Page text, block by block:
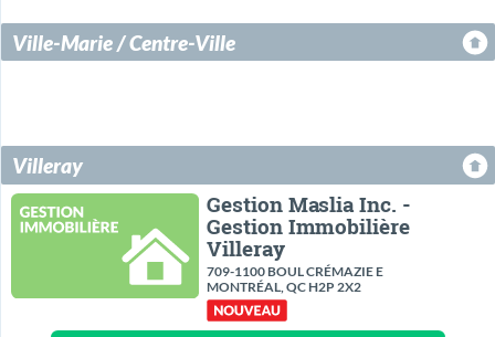
Ville-Marie / Centre-Ville
Villeray
Gestion Maslia Inc. -
Gestion Immobilière
Villeray
709-1100 BOUL CRÉMAZIE E
MONTRÉAL, QC H2P 2X2